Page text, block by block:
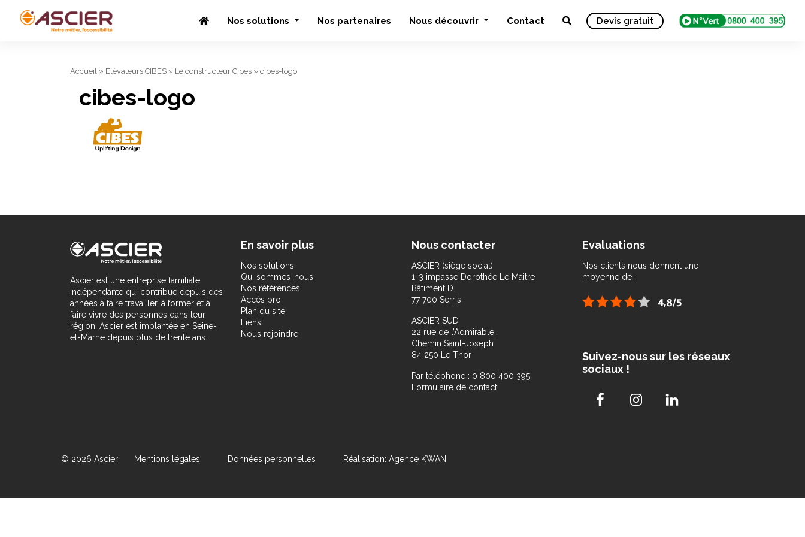
Nos solutions Nos partenaires Nous découvrir Contact Devis gratuit
Accueil » Elévateurs CIBES » Le constructeur Cibes » cibes-logo
cibes-logo
Ascier est une entreprise familiale
indépendante qui contribue depuis des
années à faire travailler, à former et à
faire vivre des personnes dans leur
région. Ascier est implantée en Seine-
et-Marne depuis plus de trente ans.
En savoir plus
Nos solutions
Qui sommes-nous
Nos références
Accès pro
Plan du site
Liens
Nous rejoindre
Nous contacter
ASCIER (siège social)
1-3 impasse Dorothée Le Maitre
Bâtiment D
77 700 Serris
ASCIER SUD
22 rue de l’Admirable,
Chemin Saint-Joseph
84 250 Le Thor
Par téléphone : 0 800 400 395
Formulaire de contact
Evaluations
Nos clients nous donnent une
moyenne de :
Suivez-nous sur les réseaux
sociaux !
© 2026 Ascier Mentions légales Données personnelles Réalisation: Agence KWAN